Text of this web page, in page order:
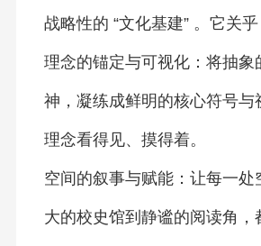
战略性的 “文化基建” 。它关乎
理念的锚定与可视化：将抽象
神，凝练成鲜明的核心符号与
理念看得见、摸得着。
空间的叙事与赋能：让每一
大的校史馆到静谧的阅读角，